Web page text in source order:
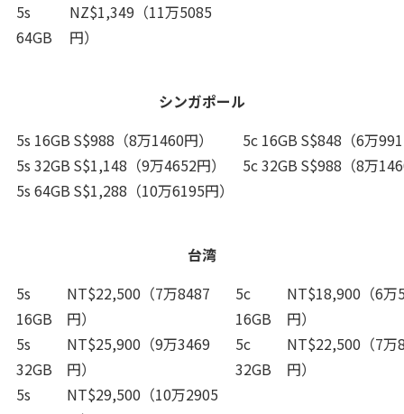
5s
64GB
NZ$1,349（11万5085
円）
シンガポール
5s 16GB S$988（8万1460円） 5c 16GB S$848（6万
5s 32GB S$1,148（9万4652円） 5c 32GB S$988（8万
5s 64GB S$1,288（10万6195円）
台湾
5s
16GB
NT$22,500（7万8487
円）
5c
16GB
NT$18,900（6万
円）
5s
32GB
NT$25,900（9万3469
円）
5c
32GB
NT$22,500（7万
円）
5s
NT$29,500（10万2905